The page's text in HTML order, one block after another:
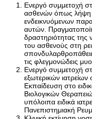
Ενεργό συμμετοχή
ασθενών όπως λήψη
ενδεικνυόμενων
αυτών.
δραστηριότητας της
του ασθενούς στη
τις φλεγμονώδεις
Ενεργό συμμετοχή
εξωτερικών
Εκπαίδευση στο
Βιολογικών
υπόλοιπα ειδικά
Πανεπιστημιακή